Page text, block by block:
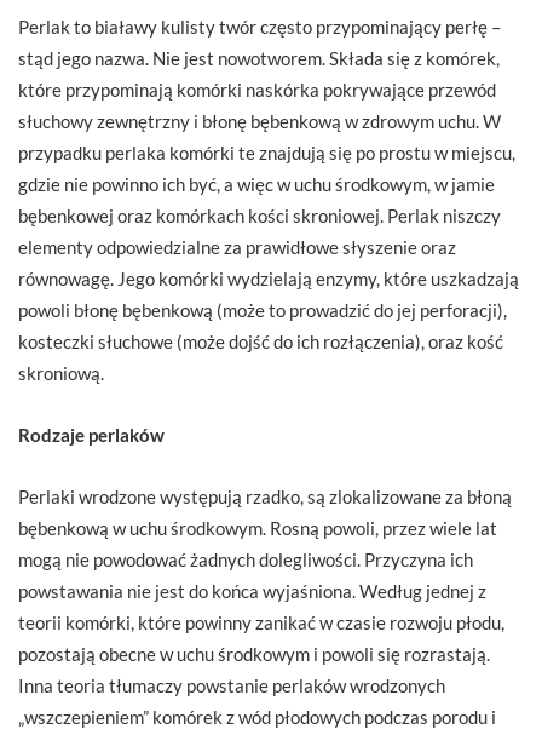
Perlak to białawy kulisty twór często przypominający perłę –
stąd jego nazwa. Nie jest nowotworem. Składa się z komórek,
które przypominają komórki naskórka pokrywające przewód
słuchowy zewnętrzny i błonę bębenkową w zdrowym uchu. W
przypadku perlaka komórki te znajdują się po prostu w miejscu,
gdzie nie powinno ich być, a więc w uchu środkowym, w jamie
bębenkowej oraz komórkach kości skroniowej. Perlak niszczy
elementy odpowiedzialne za prawidłowe słyszenie oraz
równowagę. Jego komórki wydzielają enzymy, które uszkadzają
powoli błonę bębenkową (może to prowadzić do jej perforacji),
kosteczki słuchowe (może dojść do ich rozłączenia), oraz kość
skroniową.
Rodzaje perlaków
Perlaki wrodzone występują rzadko, są zlokalizowane za błoną
bębenkową w uchu środkowym. Rosną powoli, przez wiele lat
mogą nie powodować żadnych dolegliwości. Przyczyna ich
powstawania nie jest do końca wyjaśniona. Według jednej z
teorii komórki, które powinny zanikać w czasie rozwoju płodu,
pozostają obecne w uchu środkowym i powoli się rozrastają.
Inna teoria tłumaczy powstanie perlaków wrodzonych
„wszczepieniem” komórek z wód płodowych podczas porodu i